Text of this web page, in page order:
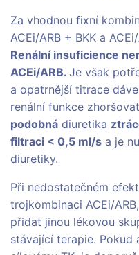
Za vhodnou fixní
ACEi/ARB + BKK a
Renální insuficience
ACEi/ARB. Je však
a opatrnější titrace
renální funkce
podobná diuretika
filtraci < 0,5 ml/s a je
diuretiky.
Při nedostatečném
trojkombinaci ACEi/
přidat jinou lékovou
stávající terapie. Pokud